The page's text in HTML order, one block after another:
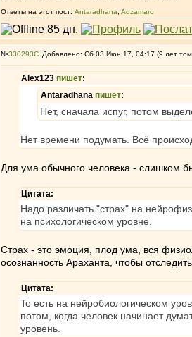
Ответы на этот пост: Antaradhana Adzamaro
№330293 Добавлено: Сб 03 Июн 17, 04:17 (9 лет
Alex123 пишет:
Antaradhana пишет:
Нет, сначала испуг, потом
Нет времени подумать. Всё
Для ума обычного человека - слишком
Цитата:
Надо различать "страх" на
на психологическом уровне.
Страх - это эмоция, плод ума, вся
осознанность Араханта, чтобы
Цитата:
To есть на нейробиологическом
потом, когда человек начинает
уровень.